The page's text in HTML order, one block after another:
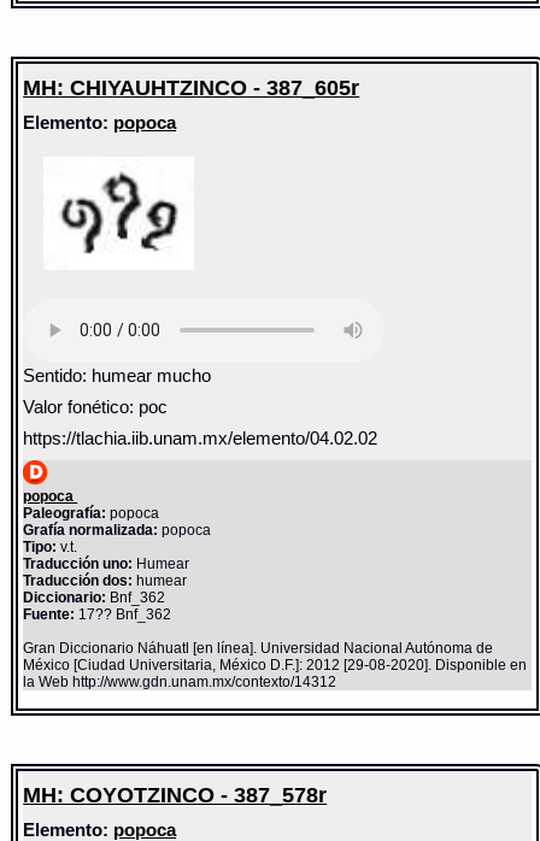
MH: CHIYAUHTZINCO - 387_605r
Elemento: popoca
Sentido: humear mucho
Valor fonético: poc
https://tlachia.iib.unam.mx/elemento/04.02.02
popoca
Paleografía: popoca
Grafía normalizada: popoca
Tipo: v.t.
Traducción uno: Humear
Traducción dos: humear
Diccionario: Bnf_362
Fuente: 17?? Bnf_362
Gran Diccionario Náhuatl [en línea]. Universidad Nacional Autónoma de
México [Ciudad Universitaria, México D.F.]: 2012 [29-08-2020]. Disponible en
la Web http://www.gdn.unam.mx/contexto/14312
MH: COYOTZINCO - 387_578r
Elemento: popoca